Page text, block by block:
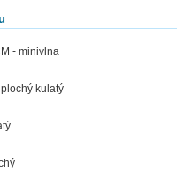
- minivlna
kulatý